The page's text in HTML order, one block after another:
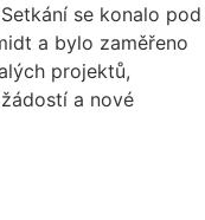
se konalo pod
a bylo zaměřeno
projektů,
a nové